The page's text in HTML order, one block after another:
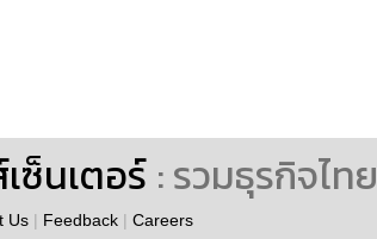
ซ็นเตอร์ : รวมธุรกิจไทย
Us | Feedback | Careers